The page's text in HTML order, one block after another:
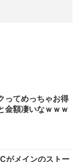
ってめっちゃお得
金額凄いなｗｗｗ
がメインのストー